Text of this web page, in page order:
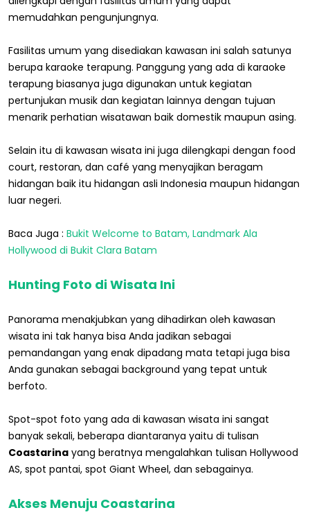
memudahkan pengunjungnya.
Fasilitas umum yang disediakan kawasan ini salah satunya
berupa karaoke terapung. Panggung yang ada di karaoke
terapung biasanya juga digunakan untuk kegiatan
pertunjukan musik dan kegiatan lainnya dengan tujuan
menarik perhatian wisatawan baik domestik maupun asing.
Selain itu di kawasan wisata ini juga dilengkapi dengan food
court, restoran, dan café yang menyajikan beragam
hidangan baik itu hidangan asli Indonesia maupun hidangan
luar negeri.
Baca Juga : Bukit Welcome to Batam, Landmark Ala
Hollywood di Bukit Clara Batam
Hunting Foto di Wisata Ini
Panorama menakjubkan yang dihadirkan oleh kawasan
wisata ini tak hanya bisa Anda jadikan sebagai
pemandangan yang enak dipadang mata tetapi juga bisa
Anda gunakan sebagai background yang tepat untuk
berfoto.
Spot-spot foto yang ada di kawasan wisata ini sangat
banyak sekali, beberapa diantaranya yaitu di tulisan
Coastarina yang beratnya mengalahkan tulisan Hollywood
AS, spot pantai, spot Giant Wheel, dan sebagainya.
Akses Menuju Coastarina